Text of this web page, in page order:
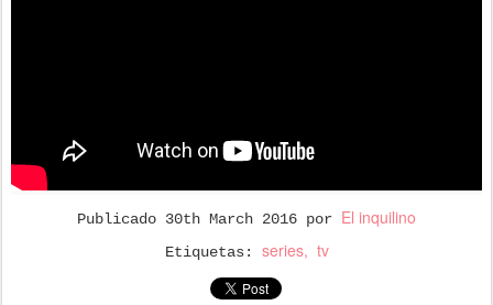
Publicado 30th March 2016 por El inquilino
Etiquetas: series tv